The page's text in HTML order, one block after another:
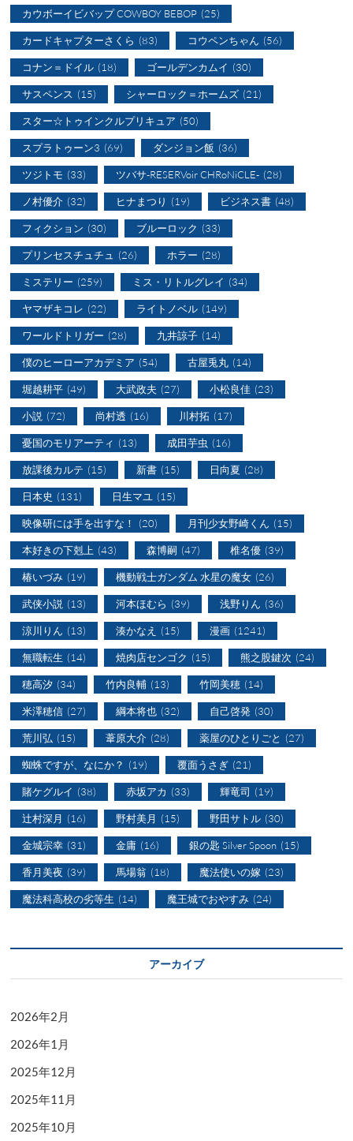
カウボーイビバップ COWBOY BEBOP (25)
カードキャプターさくら (83) コウペンちゃん (56)
コナン＝ドイル (18) ゴールデンカムイ (30)
サスペンス (15) シャーロック＝ホームズ (21)
スター☆トゥインクルプリキュア (50)
スプラトゥーン3 (69) ダンジョン飯 (36)
ツジトモ (33) ツバサ-RESERVoir CHRoNiCLE- (28)
ノ村優介 (32) ヒナまつり (19) ビジネス書 (48)
フィクション (30) ブルーロック (33)
プリンセスチュチュ (26) ホラー (28)
ミステリー (259) ミス・リトルグレイ (34)
ヤマザキコレ (22) ライトノベル (149)
ワールドトリガー (28) 九井諒子 (14)
僕のヒーローアカデミア (54) 古屋兎丸 (14)
堀越耕平 (49) 大武政夫 (27) 小松良佳 (23)
小説 (72) 尚村透 (16) 川村拓 (17)
憂国のモリアーティ (13) 成田芋虫 (16)
放課後カルテ (15) 新書 (15) 日向夏 (28)
日本史 (131) 日生マユ (15)
映像研には手を出すな！ (20) 月刊少女野崎くん (15)
本好きの下剋上 (43) 森博嗣 (47) 椎名優 (39)
椿いづみ (19) 機動戦士ガンダム 水星の魔女 (26)
武侠小説 (13) 河本ほむら (39) 浅野りん (36)
涼川りん (13) 湊かなえ (15) 漫画 (1241)
無職転生 (14) 焼肉店センゴク (15) 熊之股鍵次 (24)
穂高汐 (34) 竹内良輔 (13) 竹岡美穂 (14)
米澤穂信 (27) 綱本将也 (32) 自己啓発 (30)
荒川弘 (15) 葦原大介 (28) 薬屋のひとりごと (27)
蜘蛛ですが、なにか？ (19) 覆面うさぎ (21)
賭ケグルイ (38) 赤坂アカ (33) 輝竜司 (19)
辻村深月 (16) 野村美月 (15) 野田サトル (30)
金城宗幸 (31) 金庸 (16) 銀の匙 Silver Spoon (15)
香月美夜 (39) 馬場翁 (18) 魔法使いの嫁 (23)
魔法科高校の劣等生 (14) 魔王城でおやすみ (24)
アーカイブ
2026年2月
2026年1月
2025年12月
2025年11月
2025年10月